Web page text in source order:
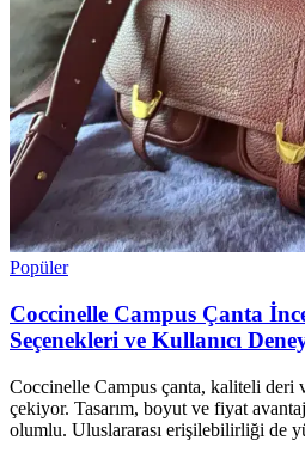
Popüler
Coccinelle Campus Çanta
Seçenekleri ve Kullanıcı
Coccinelle Campus çanta, kaliteli deri
çekiyor. Tasarım, boyut ve fiyat
olumlu. Uluslararası erişilebilirliği de